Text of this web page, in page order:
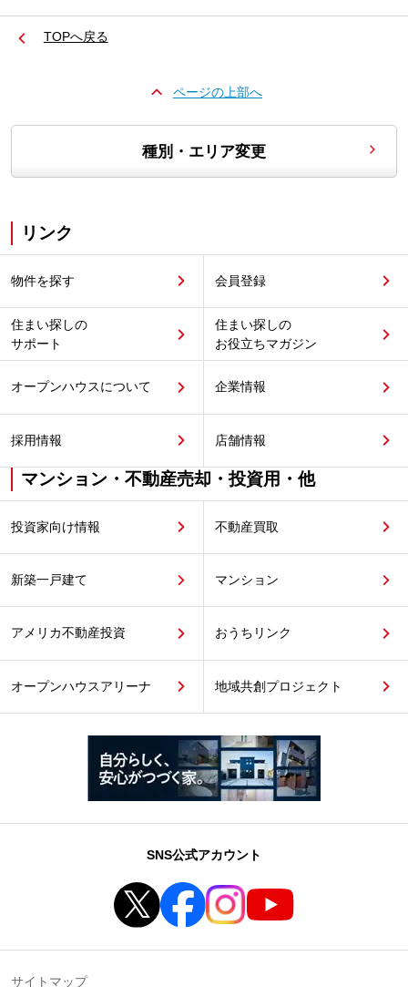
TOPへ戻る
ページの上部へ
種別・エリア変更
リンク
物件を探す 会員登録
住まい探しの
サポート
住まい探しの
お役立ちマガジン
オープンハウスについて 企業情報
採用情報 店舗情報
マンション・不動産売却・投資用・他
投資家向け情報 不動産買取
新築一戸建て マンション
アメリカ不動産投資 おうちリンク
オープンハウスアリーナ 地域共創プロジェクト
SNS公式アカウント
サイトマップ